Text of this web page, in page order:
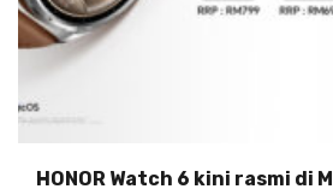
HONOR Watch 6 kini rasmi di